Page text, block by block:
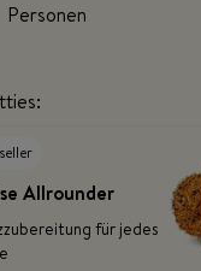
Personen
Allrounder
für jedes